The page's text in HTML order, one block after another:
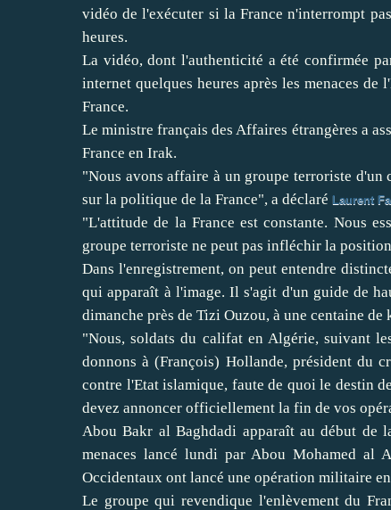
vidéo de l'exécuter si la France n'interrompt
heures.
La vidéo, dont l'authenticité a été confirmée
internet quelques heures après les menaces
France.
Le ministre français des Affaires étrangères a
France en Irak.
"Nous avons affaire à un groupe terroriste
sur la politique de la France", a déclaré Laurent
"L'attitude de la France est constante. Nous
groupe terroriste ne peut pas infléchir la
Dans l'enregistrement, on peut entendre
qui apparaît à l'image. Il s'agit d'un guide de
dimanche près de Tizi Ouzou, à une centaine
"Nous, soldats du califat en Algérie, suivant
donnons à (François) Hollande, président du
contre l'Etat islamique, faute de quoi le destin
devez annoncer officiellement la fin de vos
Abou Bakr al Baghdadi apparaît au début de
menaces lancé lundi par Abou Mohamed al
Occidentaux ont lancé une opération militaire
Le groupe qui revendique l'enlèvement du